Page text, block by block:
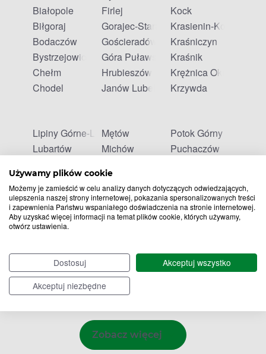
Używamy plików cookie
Możemy je zamieścić w celu analizy danych dotyczących odwiedzających,
ulepszenia naszej strony internetowej, pokazania spersonalizowanych treści
i zapewnienia Państwu wspaniałego doświadczenia na stronie internetowej.
Aby uzyskać więcej informacji na temat plików cookie, których używamy,
otwórz ustawienia.
Dostosuj
Akceptuj wszystko
Akceptuj niezbędne
Białopole
Biłgoraj
Bodaczów
Bystrzejowice Pierwsze
Chełm
Chodel
Firlej
Gorajec-Stara Wieś
Gościeradów Ukazowy
Góra Puławska
Hrubieszów
Janów Lubelski
Kock
Krasienin-Kolonia
Kraśniczyn
Kraśnik
Krężnica Okrągła
Krzywda
Lipiny Górne-Lewki
Lubartów
Ludwin
Łaszczów
Łęczna
Łucka-Kolonia
Łuków
Majdan Nowy
Mętów
Michów
Niedrzwica Duża
Niemce
Okrzeja
Opole Lubelskie
Ostrówek
Parczew
Potok Górny
Puchaczów
Siennica Różana
Skierbieszów
Sosnowica
Stary Uścimów
Świdnik
Zobacz więcej